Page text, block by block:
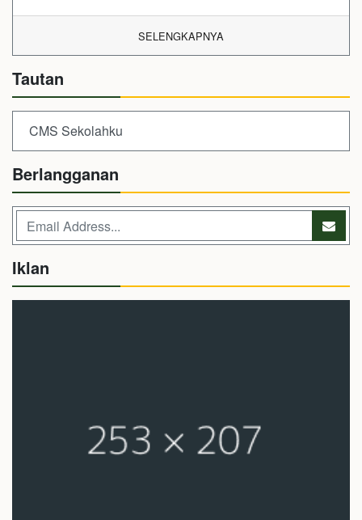
SELENGKAPNYA
Tautan
CMS Sekolahku
Berlangganan
Iklan